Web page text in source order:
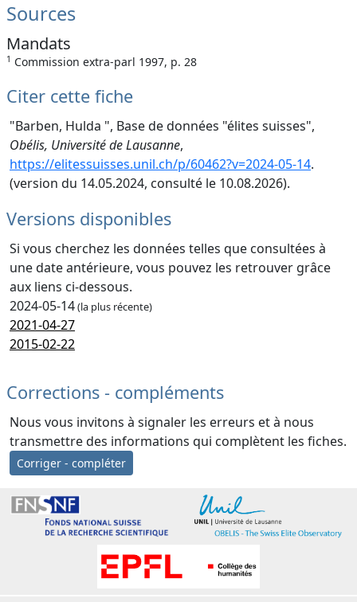
Sources
Mandats
1 Commission extra-parl 1997, p. 28
Citer cette fiche
"Barben, Hulda ", Base de données "élites suisses",
Obélis, Université de Lausanne,
https://elitessuisses.unil.ch/p/60462?v=2024-05-14.
(version du 14.05.2024, consulté le 10.08.2026).
Versions disponibles
Si vous cherchez les données telles que consultées à
une date antérieure, vous pouvez les retrouver grâce
aux liens ci-dessous.
2024-05-14(la plus récente)
2021-04-27
2015-02-22
Corrections - compléments
Nous vous invitons à signaler les erreurs et à nous
transmettre des informations qui complètent les fiches.
Corriger - compléter